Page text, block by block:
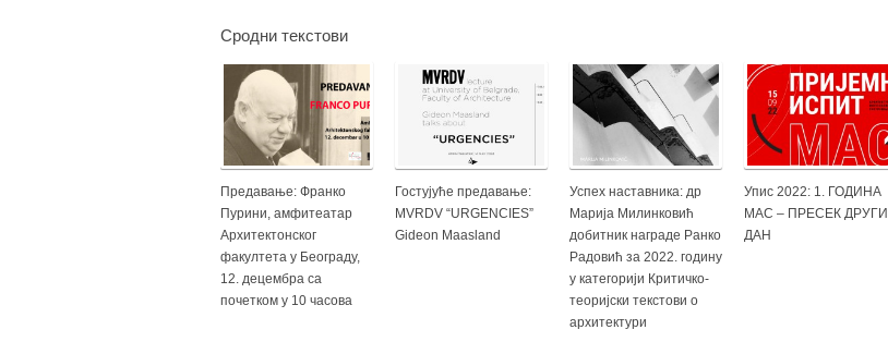
Сродни текстови
Предавање: Франко
Пурини, амфитеатар
Архитектонског
факултета у Београду,
12. децембра са
почетком у 10 часова
Гостујуће предавање:
MVRDV “URGENCIES”
Gideon Maasland
Успех наставника: др
Марија Милинковић
добитник награде Ранко
Радовић за 2022. годину
у категорији Критичко-
теоријски текстови о
архитектури
Упис 2022: 1. ГОДИНА
МАС – ПРЕСЕК ДРУГИ
ДАН